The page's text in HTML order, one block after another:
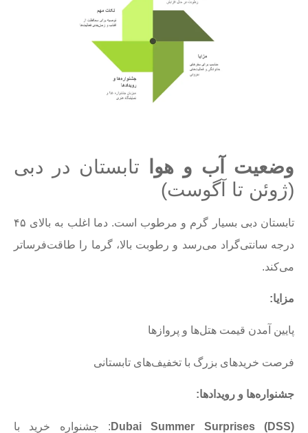
وضعیت آب و هوا
تابستان در دبی
(ژوئن تا آگوست)
تابستان دبی بسیار گرم و مرطوب است. دما اغلب به بالای ۴۵
درجه سانتی‌گراد می‌رسد و رطوبت بالا، گرما را طاقت‌فرساتر
می‌کند.
مزایا:
پایین آمدن قیمت هتل‌ها و پروازها
فرصت خریدهای بزرگ با تخفیف‌های تابستانی
جشنواره‌ها و رویدادها:
Dubai Summer Surprises (DSS) : جشنواره خرید با